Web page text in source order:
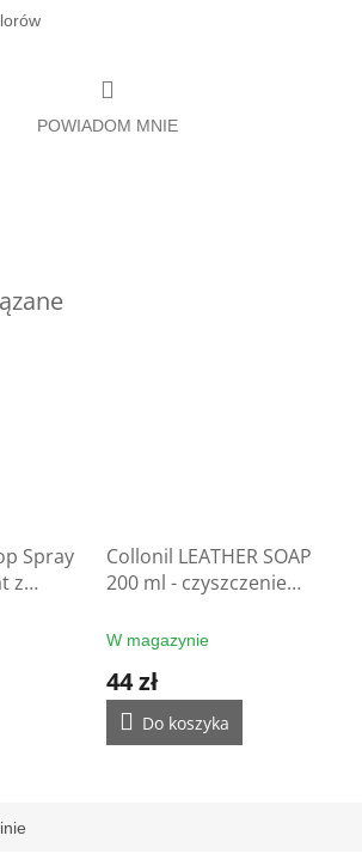
POWIADOM MNIE
Spray
z
Collonil LEATHER SOAP
200 ml - czyszczenie
W magazynie
44 zł
Do koszyka